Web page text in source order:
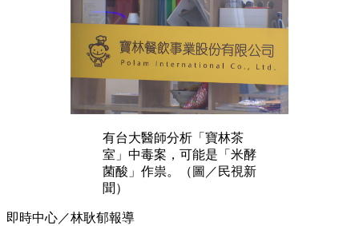
有台大醫師分析「寶林茶
室」中毒案，可能是「米酵
菌酸」作祟。（圖／民視新
聞）
即時中心／林耿郁報導